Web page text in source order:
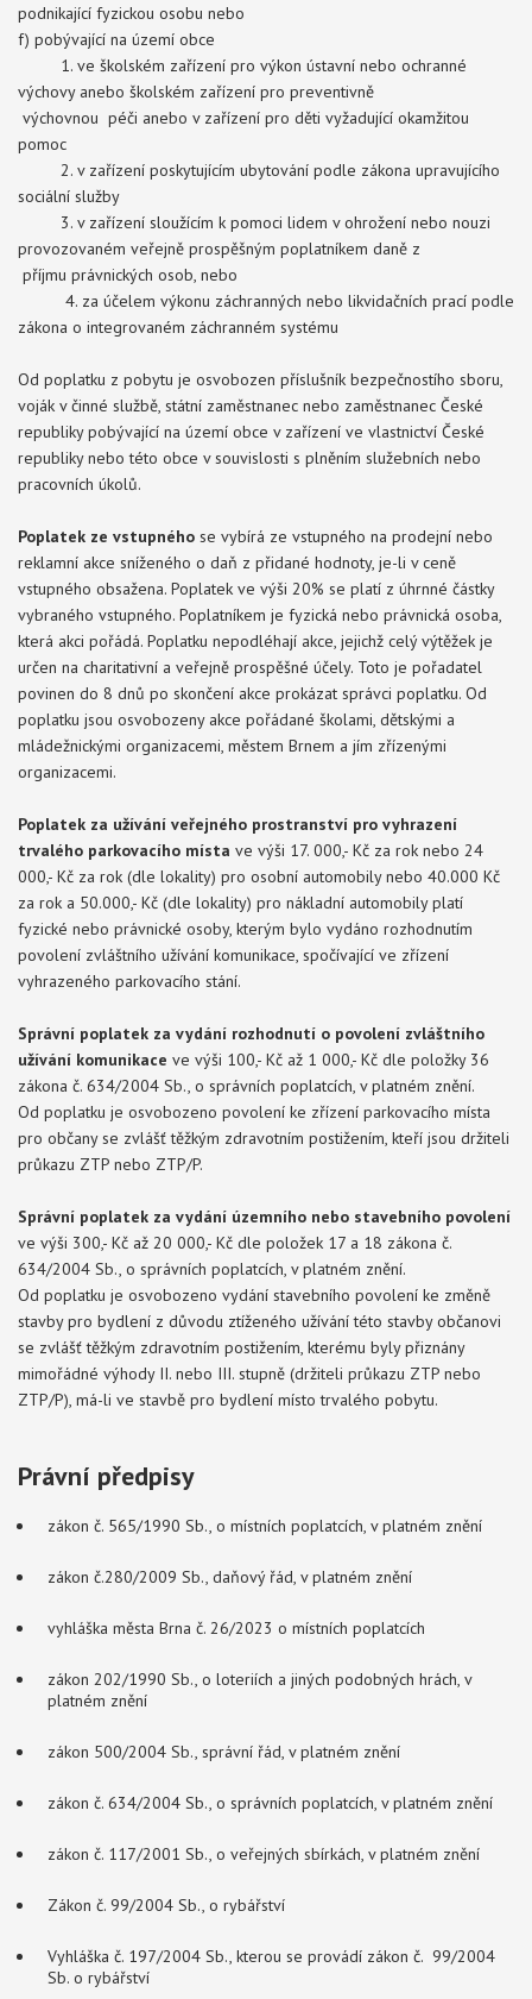
podnikající fyzickou osobu nebo
f) pobývající na území obce
1. ve školském zařízení pro výkon ústavní nebo ochranné
výchovy anebo školském zařízení pro preventivně
výchovnou péči anebo v zařízení pro děti vyžadující okamžitou
pomoc
2. v zařízení poskytujícím ubytování podle zákona upravujícího
sociální služby
3. v zařízení sloužícím k pomoci lidem v ohrožení nebo nouzi
provozovaném veřejně prospěšným poplatníkem daně z
příjmu právnických osob, nebo
4. za účelem výkonu záchranných nebo likvidačních prací podle
zákona o integrovaném záchranném systému
Od poplatku z pobytu je osvobozen příslušník bezpečnostího sboru,
voják v činné službě, státní zaměstnanec nebo zaměstnanec České
republiky pobývající na území obce v zařízení ve vlastnictví České
republiky nebo této obce v souvislosti s plněním služebních nebo
pracovních úkolů.
Poplatek ze vstupného se vybírá ze vstupného na prodejní nebo
reklamní akce sníženého o daň z přidané hodnoty, je-li v ceně
vstupného obsažena. Poplatek ve výši 20% se platí z úhrnné částky
vybraného vstupného. Poplatníkem je fyzická nebo právnická osoba,
která akci pořádá. Poplatku nepodléhají akce, jejichž celý výtěžek je
určen na charitativní a veřejně prospěšné účely. Toto je pořadatel
povinen do 8 dnů po skončení akce prokázat správci poplatku. Od
poplatku jsou osvobozeny akce pořádané školami, dětskými a
mládežnickými organizacemi, městem Brnem a jím zřízenými
organizacemi.
Poplatek za užívání veřejného prostranství pro vyhrazení
trvalého parkovacího místa ve výši 17. 000,- Kč za rok nebo 24
000,- Kč za rok (dle lokality) pro osobní automobily nebo 40.000 Kč
za rok a 50.000,- Kč (dle lokality) pro nákladní automobily platí
fyzické nebo právnické osoby, kterým bylo vydáno rozhodnutím
povolení zvláštního užívání komunikace, spočívající ve zřízení
vyhrazeného parkovacího stání.
Správní poplatek za vydání rozhodnutí o povolení zvláštního
užívání komunikace ve výši 100,- Kč až 1 000,- Kč dle položky 36
zákona č. 634/2004 Sb., o správních poplatcích, v platném znění.
Od poplatku je osvobozeno povolení ke zřízení parkovacího místa
pro občany se zvlášť těžkým zdravotním postižením, kteří jsou držiteli
průkazu ZTP nebo ZTP/P.
Správní poplatek za vydání územního nebo stavebního povolení
ve výši 300,- Kč až 20 000,- Kč dle položek 17 a 18 zákona č.
634/2004 Sb., o správních poplatcích, v platném znění.
Od poplatku je osvobozeno vydání stavebního povolení ke změně
stavby pro bydlení z důvodu ztíženého užívání této stavby občanovi
se zvlášť těžkým zdravotním postižením, kterému byly přiznány
mimořádné výhody II. nebo III. stupně (držiteli průkazu ZTP nebo
ZTP/P), má-li ve stavbě pro bydlení místo trvalého pobytu.
Právní předpisy
zákon č. 565/1990 Sb., o místních poplatcích, v platném znění
zákon č.280/2009 Sb., daňový řád, v platném znění
vyhláška města Brna č. 26/2023 o místních poplatcích
zákon 202/1990 Sb., o loteriích a jiných podobných hrách, v
platném znění
zákon 500/2004 Sb., správní řád, v platném znění
zákon č. 634/2004 Sb., o správních poplatcích, v platném znění
zákon č. 117/2001 Sb., o veřejných sbírkách, v platném znění
Zákon č. 99/2004 Sb., o rybářství
Vyhláška č. 197/2004 Sb., kterou se provádí zákon č. 99/2004
Sb. o rybářství